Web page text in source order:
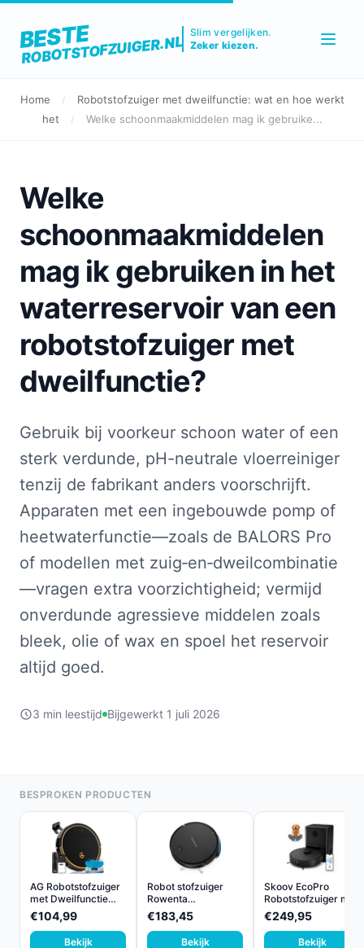
BESTE
ROBOTSTOFZUIGER.NL
Slim vergelijken.
Zeker kiezen.
Home /
Robotstofzuiger met dweilfunctie: wat en hoe werkt
het
/ Welke schoonmaakmiddelen mag ik gebruike...
Welke
schoonmaakmiddelen
mag ik gebruiken in het
waterreservoir van een
robotstofzuiger met
dweilfunctie?
Gebruik bij voorkeur schoon water of een
sterk verdunde, pH-neutrale vloerreiniger
tenzij de fabrikant anders voorschrijft.
Apparaten met een ingebouwde pomp of
heetwaterfunctie—zoals de BALORS Pro
of modellen met zuig‑en‑dweilcombinatie
—vragen extra voorzichtigheid; vermijd
onverdunde agressieve middelen zoals
bleek, olie of wax en spoel het reservoir
altijd goed.
3 min leestijd Bijgewerkt 1 juli 2026
BESPROKEN PRODUCTEN
AG Robotstofzuiger
met Dweilfunctie
2-...
€104,99
Bekijk
Robot stofzuiger
Rowenta
RR7375WH Zwar...
€183,45
Bekijk
Skoov EcoPro
Robotstofzuiger met
Dweil...
€249,95
Bekijk